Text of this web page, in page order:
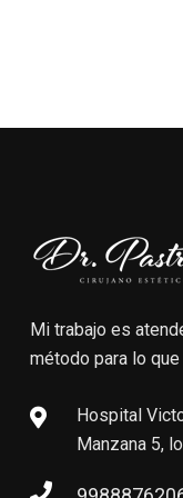
Mi trabajo es
método para lo
Hospital
Manzana 5,